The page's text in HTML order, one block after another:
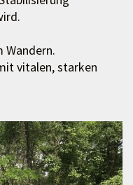
Wandern.
vitalen, starken